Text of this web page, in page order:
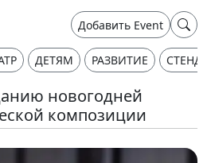
Добавить Event
ДЕТЯМ РАЗВИТИЕ
новогодней
композиции